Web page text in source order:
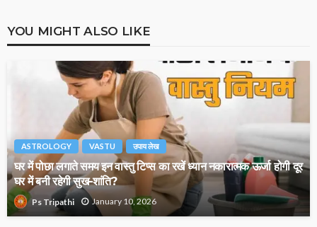
YOU MIGHT ALSO LIKE
ASTROLOGY VASTU उपाय लेख
घर में पोछा लगाते समय इन वास्तु टिप्स का रखें ध्यान नकारात्मक ऊर्जा होगी दूर
घर में बनी रहेगी सुख-शांति?
Ps Tripathi January 10, 2026